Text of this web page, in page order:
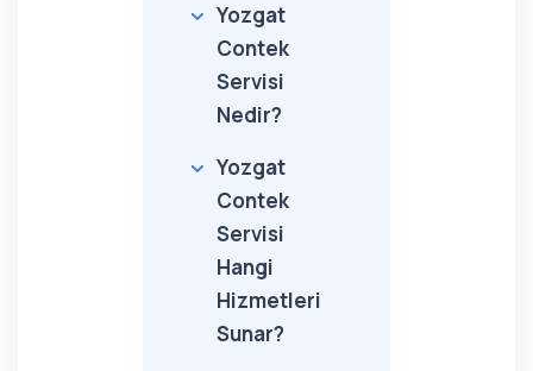
Yozgat
Contek
Servisi
Nedir?
Yozgat
Contek
Servisi
Hangi
Hizmetleri
Sunar?